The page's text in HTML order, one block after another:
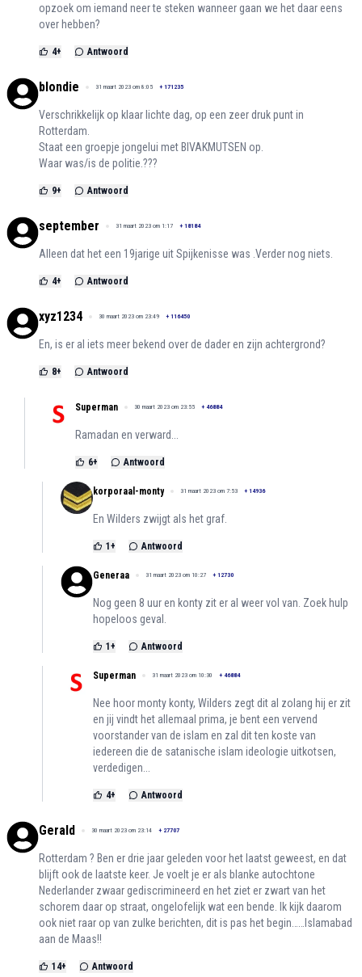
opzoek om iemand neer te steken wanneer gaan we het daar eens
over hebben?
4+ Antwoord
blondie 31 maart 2023 om 8:05 + 171235
Verschrikkelijk op klaar lichte dag, op een zeer druk punt in
Rotterdam.
Staat een groepje jongelui met BIVAKMUTSEN op.
Waar was/is de politie.???
9+ Antwoord
september 31 maart 2023 om 1:17 + 18184
Alleen dat het een 19jarige uit Spijkenisse was .Verder nog niets.
4+ Antwoord
xyz1234 30 maart 2023 om 23:49 + 116450
En, is er al iets meer bekend over de dader en zijn achtergrond?
8+ Antwoord
Superman 30 maart 2023 om 23:55 + 46884
Ramadan en verward...
6+ Antwoord
korporaal-monty 31 maart 2023 om 7:53 + 14936
En Wilders zwijgt als het graf.
1 + Antwoord
Generaa 31 maart 2023 om 10:27 + 12730
Nog geen 8 uur en konty zit er al weer vol van. Zoek hulp
hopeloos geval.
1 + Antwoord
Superman 31 maart 2023 om 10:30 + 46884
Nee hoor monty konty, Wilders zegt dit al zolang hij er zit
en jij vindt het allemaal prima, je bent een vervend
voorstander van de islam en zal dit ten koste van
iedereen die de satanische islam ideologie uitkotsen,
verdedigen...
4+ Antwoord
Gerald 30 maart 2023 om 23:14 + 27707
Rotterdam ? Ben er drie jaar geleden voor het laatst geweest, en dat
blijft ook de laatste keer. Je voelt je er als blanke autochtone
Nederlander zwaar gediscrimineerd en het ziet er zwart van het
schorem daar op straat, ongelofelijk wat een bende. Ik kijk daarom
ook niet raar op van zulke berichten, dit is pas het begin……Islamabad
aan de Maas!!
14+ Antwoord